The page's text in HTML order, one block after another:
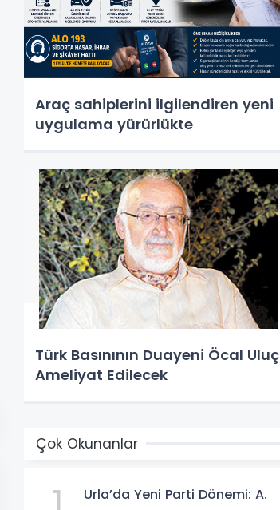
Araç sahiplerini ilgilendiren yeni
uygulama yürürlükte
Türk Basınının Duayeni Öcal Uluç
Ameliyat Edilecek
Çok Okunanlar
Urla’da Yeni Parti Dönemi: A.